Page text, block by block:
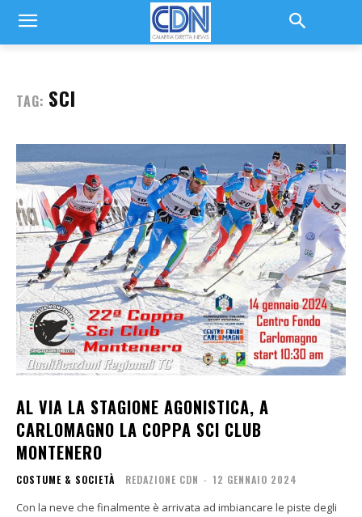
TAG: SCI
AL VIA LA STAGIONE AGONISTICA, A
CARLOMAGNO LA COPPA SCI CLUB
MONTENERO
COSTUME & SOCIETÀ REDAZIONE CDN - 12 GENNAIO 2024
Con la neve che finalmente è arrivata ad imbiancare le piste degli